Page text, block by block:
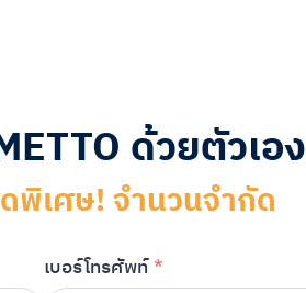
ด้วยตัวเอง
พิเศษ! จำนวนจำกัด
เบอร์โทรศัพท์